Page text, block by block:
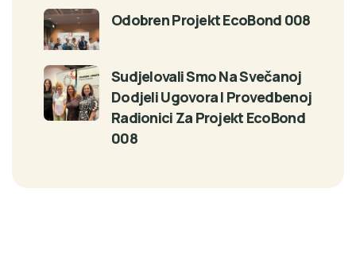
Odobren Projekt EcoBond 008
Sudjelovali Smo Na Svečanoj
Dodjeli Ugovora I Provedbenoj
Radionici Za Projekt EcoBond
008